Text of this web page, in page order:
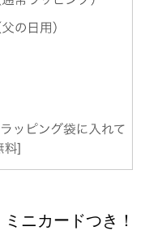
ニカードつき！